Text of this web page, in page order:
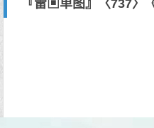
『雷▣单图』〈737〉